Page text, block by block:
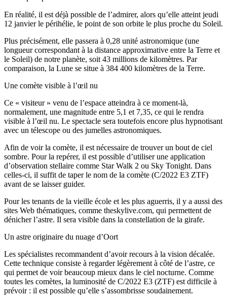
En réalité, il est déjà possible de l’admirer, alors qu’elle atteint jeudi
12 janvier le périhélie, le point de son orbite le plus proche du Soleil.
Plus précisément, elle passera à 0,28 unité astronomique (une
longueur correspondant à la distance approximative entre la Terre et
le Soleil) de notre planète, soit 43 millions de kilomètres. Par
comparaison, la Lune se situe à 384 400 kilomètres de la Terre.
Une comète visible à l’œil nu
Ce « visiteur » venu de l’espace atteindra à ce moment-là,
normalement, une magnitude entre 5,1 et 7,35, ce qui le rendra
visible à l’œil nu. Le spectacle sera toutefois encore plus hypnotisant
avec un télescope ou des jumelles astronomiques.
Afin de voir la comète, il est nécessaire de trouver un bout de ciel
sombre. Pour la repérer, il est possible d’utiliser une application
d’observation stellaire comme Star Walk 2 ou Sky Tonight. Dans
celles-ci, il suffit de taper le nom de la comète (C/2022 E3 ZTF)
avant de se laisser guider.
Pour les tenants de la vieille école et les plus aguerris, il y a aussi des
sites Web thématiques, comme theskylive.com, qui permettent de
dénicher l’astre. Il sera visible dans la constellation de la girafe.
Un astre originaire du nuage d’Oort
Les spécialistes recommandent d’avoir recours à la vision décalée.
Cette technique consiste à regarder légèrement à côté de l’astre, ce
qui permet de voir beaucoup mieux dans le ciel nocturne. Comme
toutes les comètes, la luminosité de C/2022 E3 (ZTF) est difficile à
prévoir : il est possible qu’elle s’assombrisse soudainement.